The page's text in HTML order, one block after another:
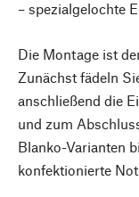
– spezialgelochte
Die Montage ist
Zunächst fädeln
anschließend die
und zum
Blanko-Varianten
konfektionierte